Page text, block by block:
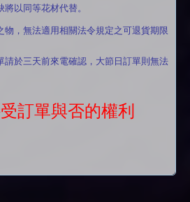
以同等花材代替。
物，無法適用相關法令規定之可退貨期限
請於三天前來電確認，大節日訂單則無法
訂單與否的權利